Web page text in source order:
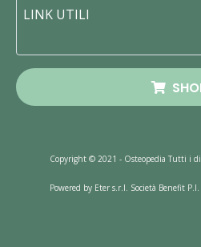
LINK UTILI
Copyright © 2021 - Osteopedia Tutti i
Powered by Eter s.r.l. Società Benefit